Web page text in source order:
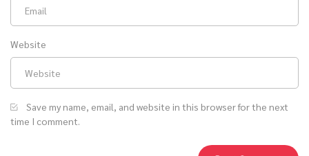
Website
Save my name, email, and website in this browser for the next
time I comment.